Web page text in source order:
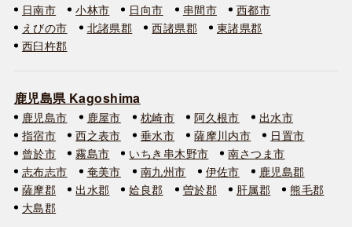
日南市
小林市 日向市 串間市
西都市
えびの市
北諸県郡 西諸県郡
東諸県郡
西臼杵郡
鹿児島県 Kagoshima
鹿児島市 鹿屋市 枕崎市 阿久根市
出水市
指宿市
西之表市 垂水市 薩摩川内市
日置市
曾於市
霧島市 いちき串木野市
南さつま市
志布志市
奄美市 南九州市 伊佐市
鹿児島郡
薩摩郡
出水郡 姶良郡 曽於郡 肝属郡
熊毛郡
大島郡